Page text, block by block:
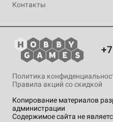
Контакты
Копирование материалов
администрации
Содержимое сайта не
Политика
Правила акций со скидкой